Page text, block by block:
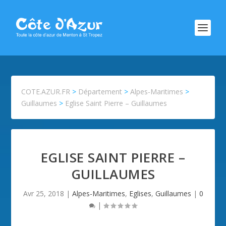
COTE.AZUR.FR > Département >Alpes-Maritimes >
Guillaumes > Eglise Saint Pierre – Guillaumes
EGLISE SAINT PIERRE –
GUILLAUMES
Avr 25, 2018 | Alpes-Maritimes, Eglises, Guillaumes | 0
|